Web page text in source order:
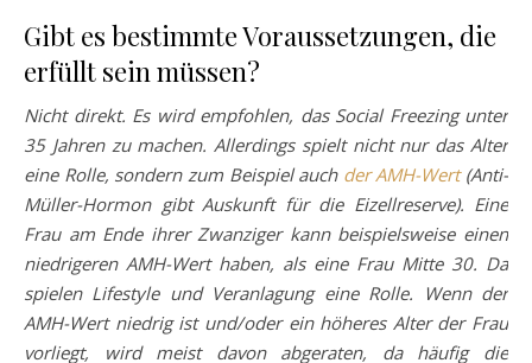
Gibt es bestimmte Voraussetzungen, die
erfüllt sein müssen?
Nicht direkt. Es wird empfohlen, das Social Freezing unter
35 Jahren zu machen. Allerdings spielt nicht nur das Alter
eine Rolle, sondern zum Beispiel auch der AMH-Wert(Anti-
Müller-Hormon gibt Auskunft für die Eizellreserve). Eine
Frau am Ende ihrer Zwanziger kann beispielsweise einen
niedrigeren AMH-Wert haben, als eine Frau Mitte 30. Da
spielen Lifestyle und Veranlagung eine Rolle. Wenn der
AMH-Wert niedrig ist und/oder ein höheres Alter der Frau
vorliegt, wird meist davon abgeraten, da häufig die